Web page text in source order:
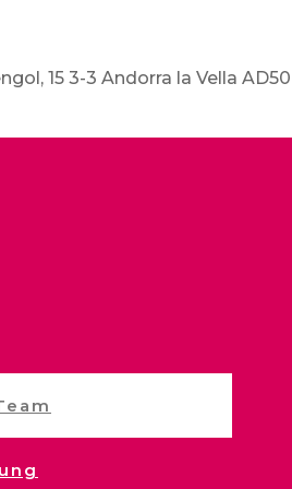
15 3-3 Andorra la Vella